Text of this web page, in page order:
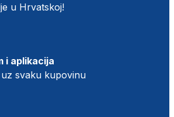
u Hrvatskoj!
i aplikacija
svaku kupovinu